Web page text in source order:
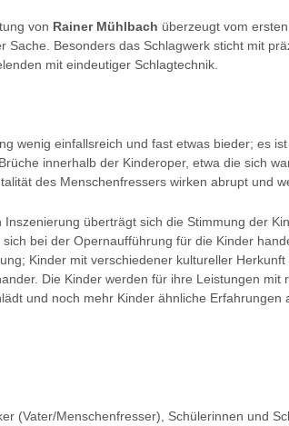
von Rainer Mühlbach überzeugt vom
Sache. Besonders das Schlagwerk sticht mit
mit eindeutiger Schlagtechnik.
wenig einfallsreich und fast etwas bieder; es
innerhalb der Kinderoper, etwa die sich
des Menschenfressers wirken abrupt und
überträgt sich die Stimmung der
bei der Opernaufführung für die Kinder
Kinder mit verschiedener kultureller
Die Kinder werden für ihre Leistungen
und noch mehr Kinder ähnliche Erfahrungen
(Vater/Menschenfresser), Schülerinnen und